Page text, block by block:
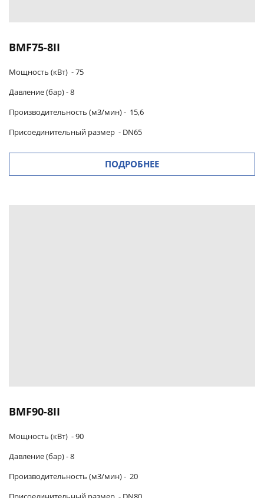
BMF75-8II
Мощность (кВт) -75
Давление (бар) -8
Производительность (м3/мин)- 15,6
Присоединительный размер - DN65
ПОДРОБНЕЕ
BMF90-8II
Мощность (кВт) -90
Давление (бар) -8
Производительность (м3/мин)- 20